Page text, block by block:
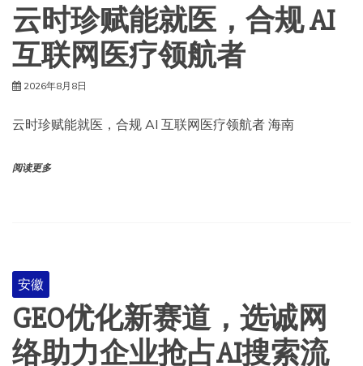
云时珍赋能就医，合规 AI
互联网医疗领航者
2026年8月8日
云时珍赋能就医，合规 AI 互联网医疗领航者 海南
阅读更多
安徽
GEO优化新赛道，选诚网
络助力企业抢占AI搜索流